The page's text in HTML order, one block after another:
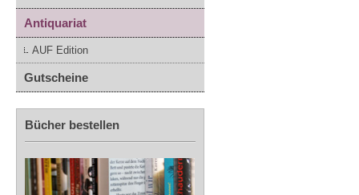
Antiquariat
AUF Edition
Gutscheine
Bücher bestellen